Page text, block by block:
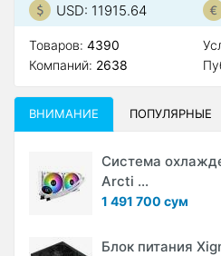
USD: 11915.64
Товаров: 4390
Компаний: 2638
ВНИМАНИЕ ПОПУЛЯРНЫЕ
Система
Arcti ...
1 491 700 сум
Блок питания